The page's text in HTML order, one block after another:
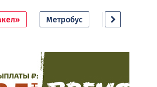
Метробус Дачный